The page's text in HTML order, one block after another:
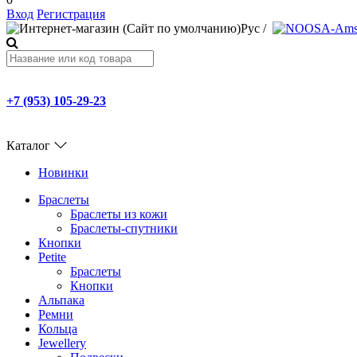
Вход Регистрация
Рус /
+7 (953) 105-29-23
Каталог
Новинки
Браслеты
Браслеты из кожи
Браслеты-спутники
Кнопки
Petite
Браслеты
Кнопки
Альпака
Ремни
Кольца
Jewellery